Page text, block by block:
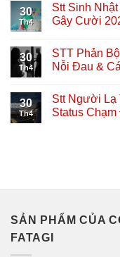
30
Th4
Stt Sinh
Gây Cười
30
Th4
STT Phản
Nỗi Đau &
30
Th4
Stt Người Lạ
Status
SẢN PHẨM CỦA
FATAGI